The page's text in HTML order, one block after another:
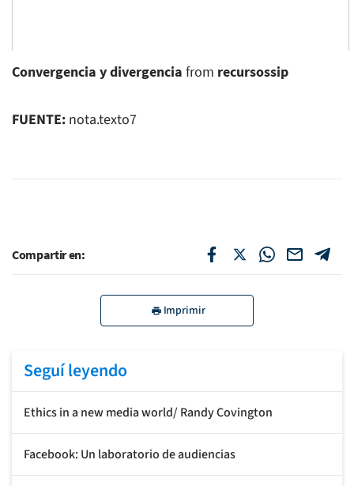
Convergencia y divergencia from recursossip
FUENTE: nota.texto7
Compartir en:
Imprimir
Seguí leyendo
Ethics in a new media world/ Randy Covington
Facebook: Un laboratorio de audiencias